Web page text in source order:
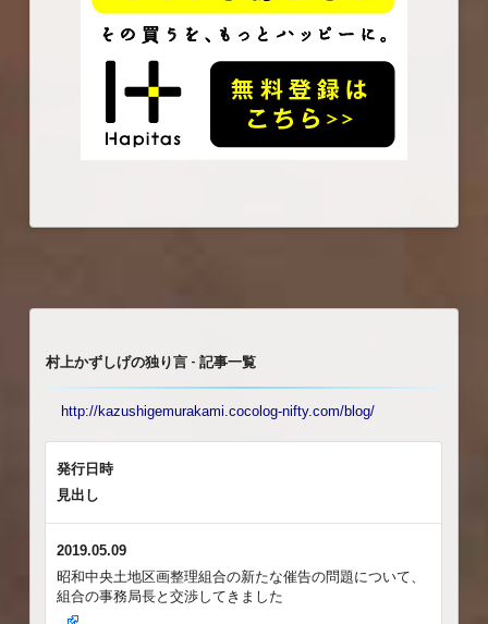
村上かずしげの独り言 - 記事一覧
http://kazushigemurakami.cocolog-nifty.com/blog/
発行日時
見出し
2019.05.09
昭和中央土地区画整理組合の新たな催告の問題について、
組合の事務局長と交渉してきました